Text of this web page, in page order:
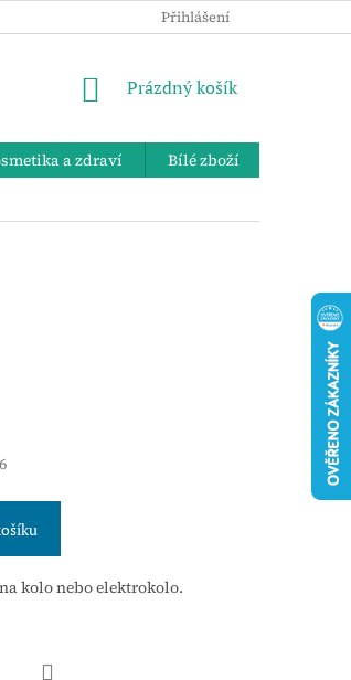
ZPĚTNÝ ODBĚR
Přihlášení
NÁKUPNÍ
Prázdný košík
a zdraví Bílé zboží
kolo nebo elektrokolo.